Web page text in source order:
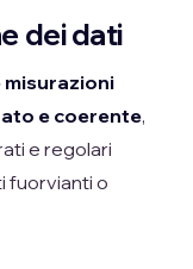
dei dati
misurazioni
e coerente,
e regolari
fuorvianti o